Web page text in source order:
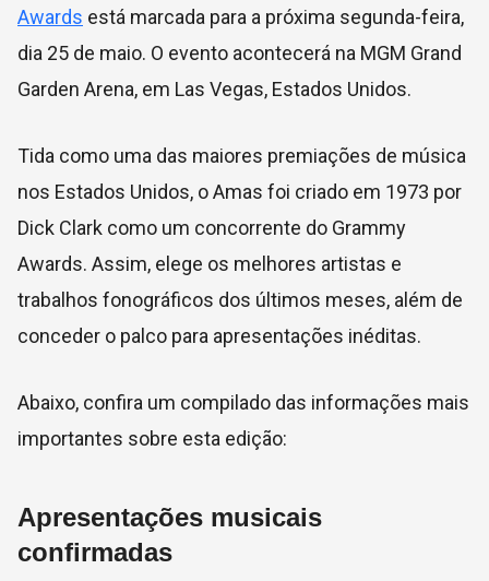
Awards está marcada para a próxima segunda-feira,
dia 25 de maio. O evento acontecerá na MGM Grand
Garden Arena, em Las Vegas, Estados Unidos.
Tida como uma das maiores premiações de música
nos Estados Unidos, o Amas foi criado em 1973 por
Dick Clark como um concorrente do Grammy
Awards. Assim, elege os melhores artistas e
trabalhos fonográficos dos últimos meses, além de
conceder o palco para apresentações inéditas.
Abaixo, confira um compilado das informações mais
importantes sobre esta edição:
Apresentações musicais
confirmadas